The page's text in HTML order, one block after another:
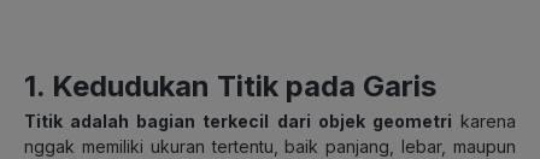
1. Kedudukan Titik pada Garis
Titik adalah bagian terkecil dari objek geometri karena
nggak memiliki ukuran tertentu, baik panjang, lebar, maupun